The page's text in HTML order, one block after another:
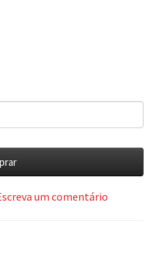
um comentário